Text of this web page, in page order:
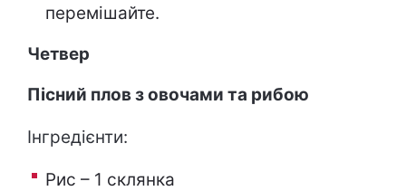
перемішайте.
Четвер
Пісний плов з овочами та рибою
Інгредієнти:
Рис – 1 склянка